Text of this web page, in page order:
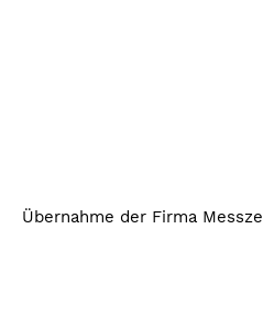
Übernahme der Firma